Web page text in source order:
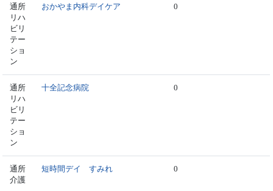
通所
リハ
ビリ
テー
ショ
ン
おかやま内科デイケア 0
通所
リハ
ビリ
テー
ショ
ン
十全記念病院 0
通所
介護
短時間デイ すみれ 0